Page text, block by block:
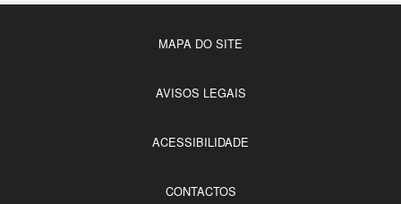
MAPA DO SITE
AVISOS LEGAIS
ACESSIBILIDADE
CONTACTOS